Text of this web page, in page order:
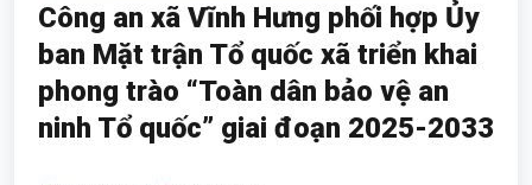
Công an xã Vĩnh Hưng phối hợp Ủy
ban Mặt trận Tổ quốc xã triển khai
phong trào “Toàn dân bảo vệ an
ninh Tổ quốc” giai đoạn 2025-2033